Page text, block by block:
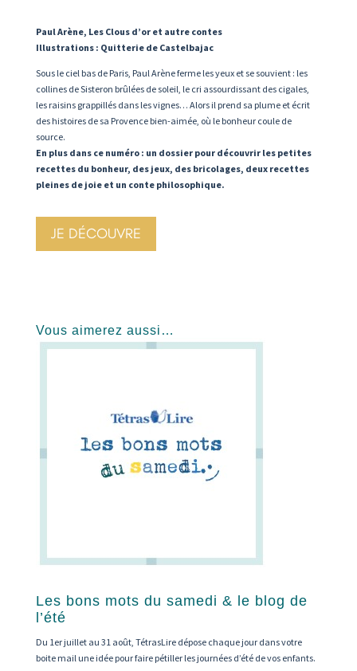
Paul Arène, Les Clous d’or et autre contes
Illustrations : Quitterie de Castelbajac
Sous le ciel bas de Paris, Paul Arène ferme les yeux et se souvient : les
collines de Sisteron brûlées de soleil, le cri assourdissant des cigales,
les raisins grappillés dans les vignes… Alors il prend sa plume et écrit
des histoires de sa Provence bien-aimée, où le bonheur coule de
source.
En plus dans ce numéro : un dossier pour découvrir les petites
recettes du bonheur, des jeux, des bricolages, deux recettes
pleines de joie et un conte philosophique.
JE DÉCOUVRE
Vous aimerez aussi…
Les bons mots du samedi & le blog de
l’été
Du 1er juillet au 31 août, TétrasLire dépose chaque jour dans votre
boite mail une idée pour faire pétiller les journées d’été de vos enfants.